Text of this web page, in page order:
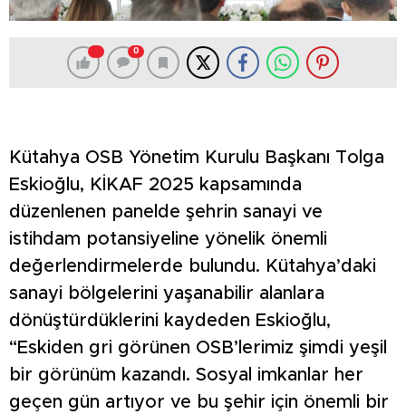
0
Kütahya OSB Yönetim Kurulu Başkanı Tolga
Eskioğlu, KİKAF 2025 kapsamında
düzenlenen panelde şehrin sanayi ve
istihdam potansiyeline yönelik önemli
değerlendirmelerde bulundu. Kütahya’daki
sanayi bölgelerini yaşanabilir alanlara
dönüştürdüklerini kaydeden Eskioğlu,
“Eskiden gri görünen OSB’lerimiz şimdi yeşil
bir görünüm kazandı. Sosyal imkanlar her
geçen gün artıyor ve bu şehir için önemli bir